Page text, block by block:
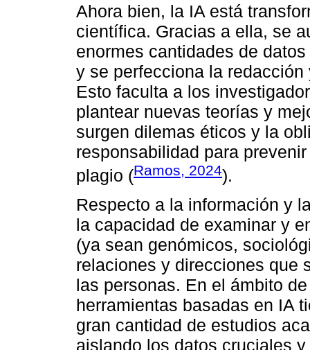
Ahora bien, la IA está
científica. Gracias a ella, se
enormes cantidades de
y se perfecciona la
Esto faculta a los
plantear nuevas teorías y
surgen dilemas éticos y la
responsabilidad para
plagio (Ramos, 2024).
Respecto a la información y
la capacidad de examinar y
(ya sean genómicos,
relaciones y direcciones que
las personas. En el ámbito
herramientas basadas en IA
gran cantidad de estudios
aislando los datos cruciales